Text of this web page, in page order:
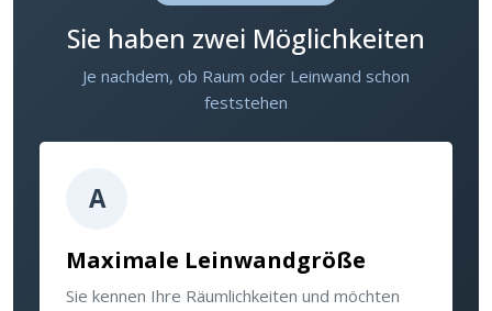
Sie haben zwei Möglichkeiten
Je nachdem, ob Raum oder Leinwand schon
feststehen
A
Maximale Leinwandgröße
Sie kennen Ihre Räumlichkeiten und möchten